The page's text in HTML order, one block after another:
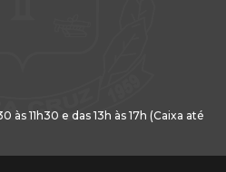
às 11h30 e das 13h às 17h (Caixa até